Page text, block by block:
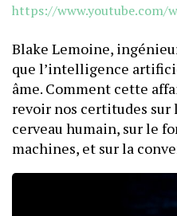
https://www.youtube.com/
Blake Lemoine,
que l’intelligence
âme. Comment cette
revoir nos certitudes
cerveau humain, sur le
machines, et sur la